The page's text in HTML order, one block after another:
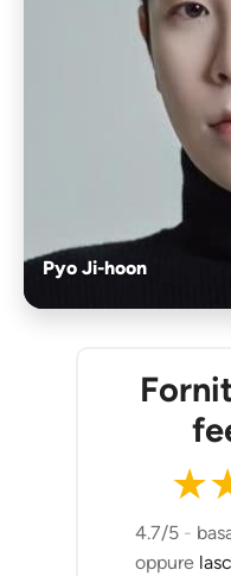
Pyo Ji-hoon
★
4.7/5 -
oppure